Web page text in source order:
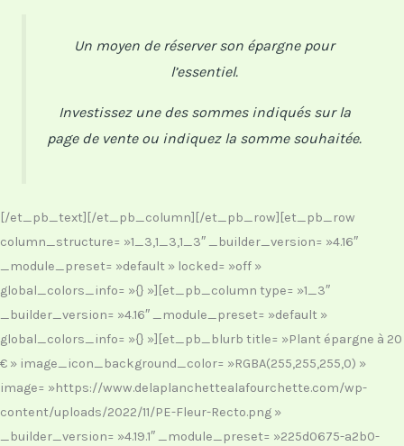
Un moyen de réserver son épargne pour
l’essentiel.
Investissez une des sommes indiqués sur la
page de vente ou indiquez la somme souhaitée.
[/et_pb_text][/et_pb_column][/et_pb_row][et_pb_row
column_structure= »1_3,1_3,1_3″ _builder_version= »4.16″
_module_preset= »default » locked= »off »
global_colors_info= »{} »][et_pb_column type= »1_3″
_builder_version= »4.16″ _module_preset= »default »
global_colors_info= »{} »][et_pb_blurb title= »Plant épargne à 20
€ » image_icon_background_color= »RGBA(255,255,255,0) »
image= »https://www.delaplanchettealafourchette.com/wp-
content/uploads/2022/11/PE-Fleur-Recto.png »
_builder_version= »4.19.1″ _module_preset= »225d0675-a2b0-